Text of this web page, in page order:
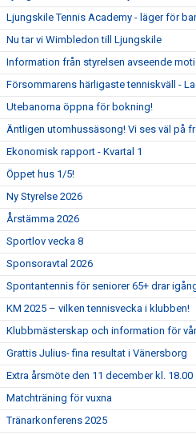
Ljungskile Tennis Academy - läger för
Nu tar vi Wimbledon till Ljungskile
Information från styrelsen avseende
Försommarens härligaste tenniskväll -
Utebanorna öppna för bokning!
Äntligen utomhussäsong! Vi ses väl på
Ekonomisk rapport - Kvartal 1
Öppet hus 1/5!
Ny Styrelse 2026
Årstämma 2026
Sportlov vecka 8
Sponsoravtal 2026
Spontantennis för seniorer 65+ drar
KM 2025 – vilken tennisvecka i klubben!
Klubbmästerskap och information för
Grattis Julius- fina resultat i Vänersborg
Extra årsmöte den 11 december kl. 18.00
Matchträning för vuxna
Tränarkonferens 2025